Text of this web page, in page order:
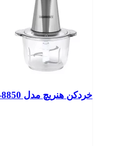
خردکن هنریچ مدل HMZ-8850